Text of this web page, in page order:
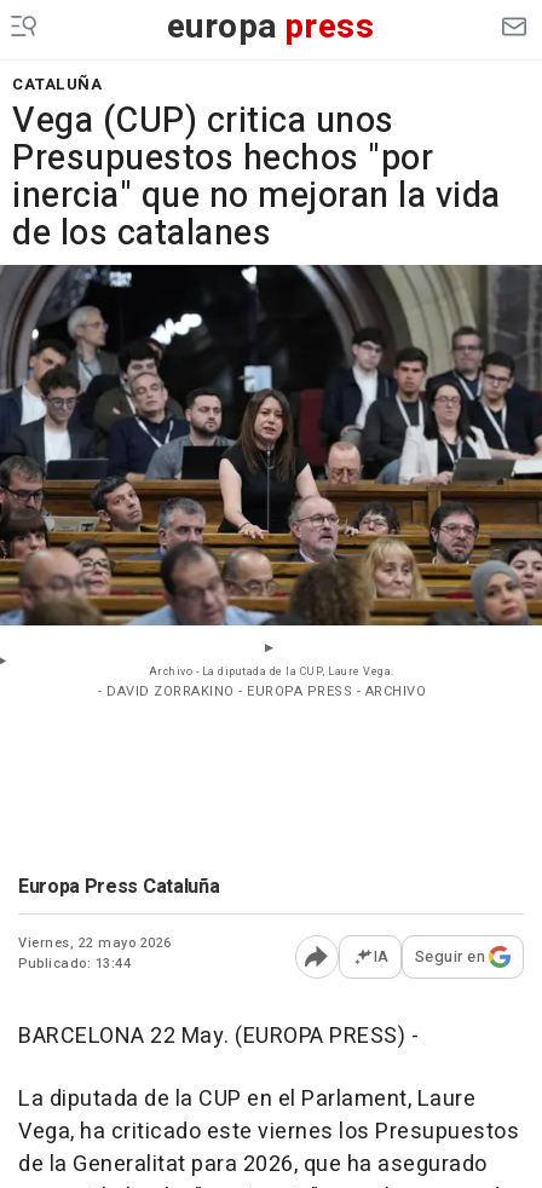
europa press
CATALUÑA
Vega (CUP) critica unos
Presupuestos hechos "por
inercia" que no mejoran la vida
de los catalanes
Archivo - La diputada de la CUP, Laure Vega.
- DAVID ZORRAKINO - EUROPA PRESS - ARCHIVO
Europa Press Cataluña
Viernes, 22 mayo 2026
Publicado: 13:44
Abrir opciones para
IA Seguir en
BARCELONA 22 May. (EUROPA PRESS) -
La diputada de la CUP en el Parlament, Laure
Vega, ha criticado este viernes los Presupuestos
de la Generalitat para 2026, que ha asegurado